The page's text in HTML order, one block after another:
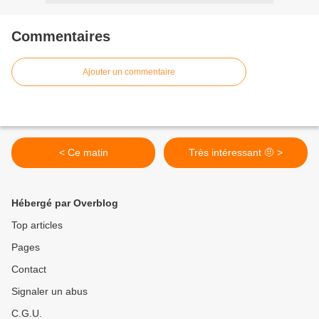
Commentaires
Ajouter un commentaire
< Ce matin Très intéressant 🤨 >
Hébergé par Overblog
Top articles
Pages
Contact
Signaler un abus
C.G.U.